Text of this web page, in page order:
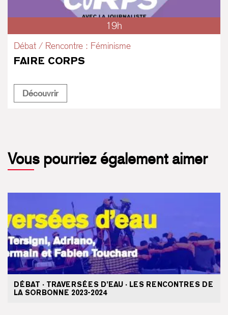
19h
Débat / Rencontre : Féminisme
FAIRE CORPS
DécouvrirFaire Corps
Vous pourriez également aimer
DÉBAT · TRAVERSÉES D’EAU · LES RENCONTRES DE
LA SORBONNE 2023-2024